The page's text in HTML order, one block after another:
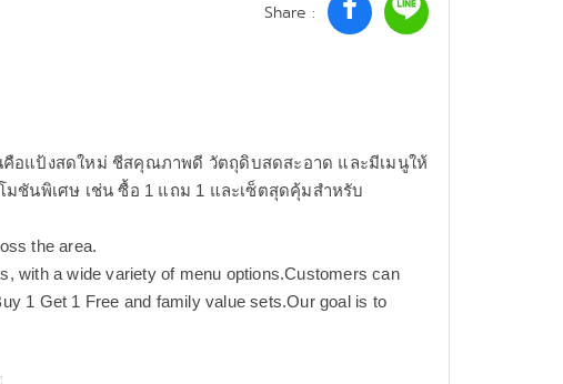
Share :
คือแป้งสดใหม่ ชีสคุณภาพดี วัตถุดิบสดสะอาด และมีเมนูให้
มชันพิเศษ เช่น ซื้อ 1 แถม 1 และเซ็ตสุดคุ้มสำหรับ
the area.
with a wide variety of menu options.Customers can
1 Get 1 Free and family value sets.Our goal is to